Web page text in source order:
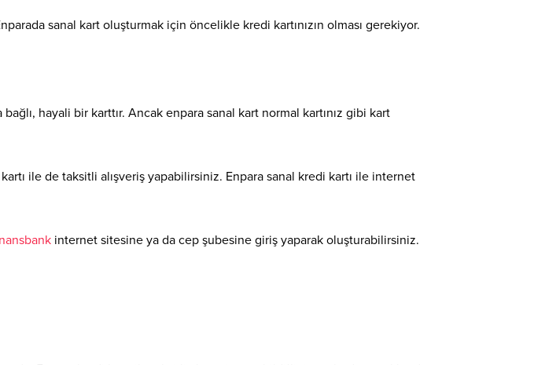
sanal kart oluşturmak için öncelikle kredi kartınızın olması gerekiyor.
hayali bir karttır. Ancak enpara sanal kart normal kartınız gibi kart
ile de taksitli alışveriş yapabilirsiniz. Enpara sanal kredi kartı ile internet
internet sitesine ya da cep şubesine giriş yaparak oluşturabilirsiniz.